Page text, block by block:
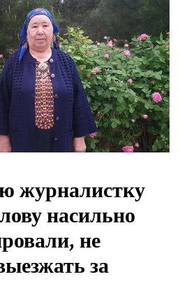
журналистку
насильно
не
за